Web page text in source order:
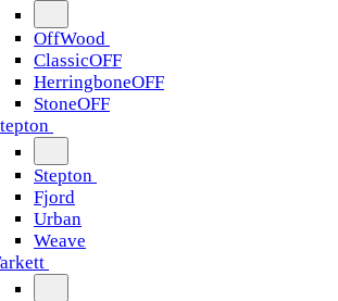
OffWood
ClassicOFF
HerringboneOFF
StoneOFF
Stepton
Fjord
Urban
Weave